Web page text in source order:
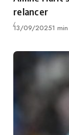
relancer
Publié
13/09/20251